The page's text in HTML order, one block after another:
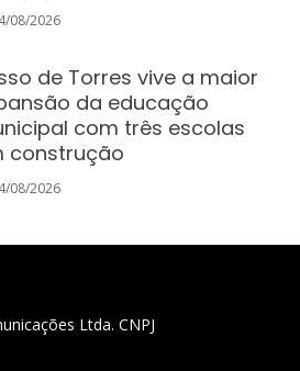
08/2026
de Torres vive a maior
da educação
com três escolas
construção
08/2026
Ltda. CNPJ